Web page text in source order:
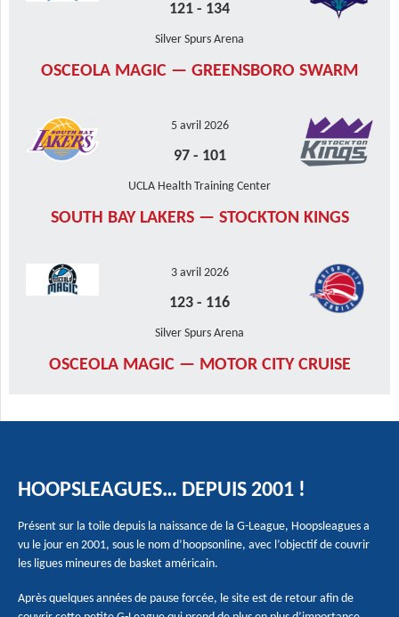
121 - 134
Silver Spurs Arena
OSCEOLA MAGIC — GREENSBORO SWARM
5 avril 2026
97- 101
UCLA Health Training Center
SOUTH BAY LAKERS — STOCKTON KINGS
3 avril 2026
123 - 116
Silver Spurs Arena
OSCEOLA MAGIC — MOTOR CITY CRUISE
HOOPSLEAGUES… DEPUIS 2001 !
Présent sur la toile depuis la naissance de la G-League, Hoopsleagues a
vu le jour en 2001, sous le nom d’hoopsonline, avec l’objectif de couvrir
les ligues mineures de basket américain.
Après quelques années de pause forcée, le site est de retour afin de